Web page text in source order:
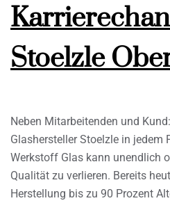
Stoelzle
Neben Mitarbeitenden und
Glashersteller Stoelzle in jedem
Werkstoff Glas kann unendlich
Qualität zu verlieren. Bereits
Herstellung bis zu 90 Prozent